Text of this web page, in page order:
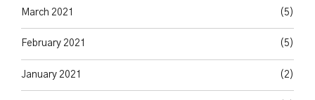
March 2021 (5)
February 2021 (5)
January 2021 (2)